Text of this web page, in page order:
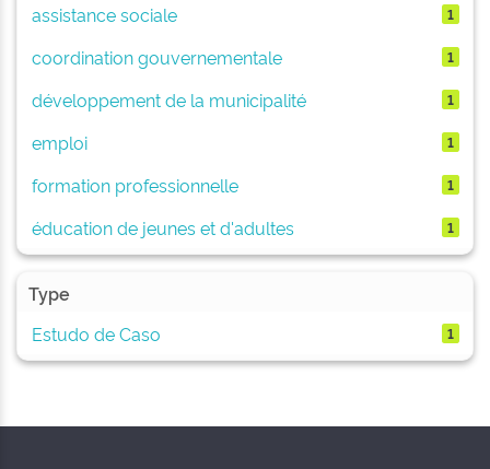
assistance sociale
1
coordination gouvernementale 1
développement de la municipalité 1
emploi 1
formation professionnelle 1
éducation de jeunes et d'adultes 1
Type
Estudo de Caso
1